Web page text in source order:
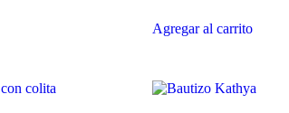
Agregar al carrito